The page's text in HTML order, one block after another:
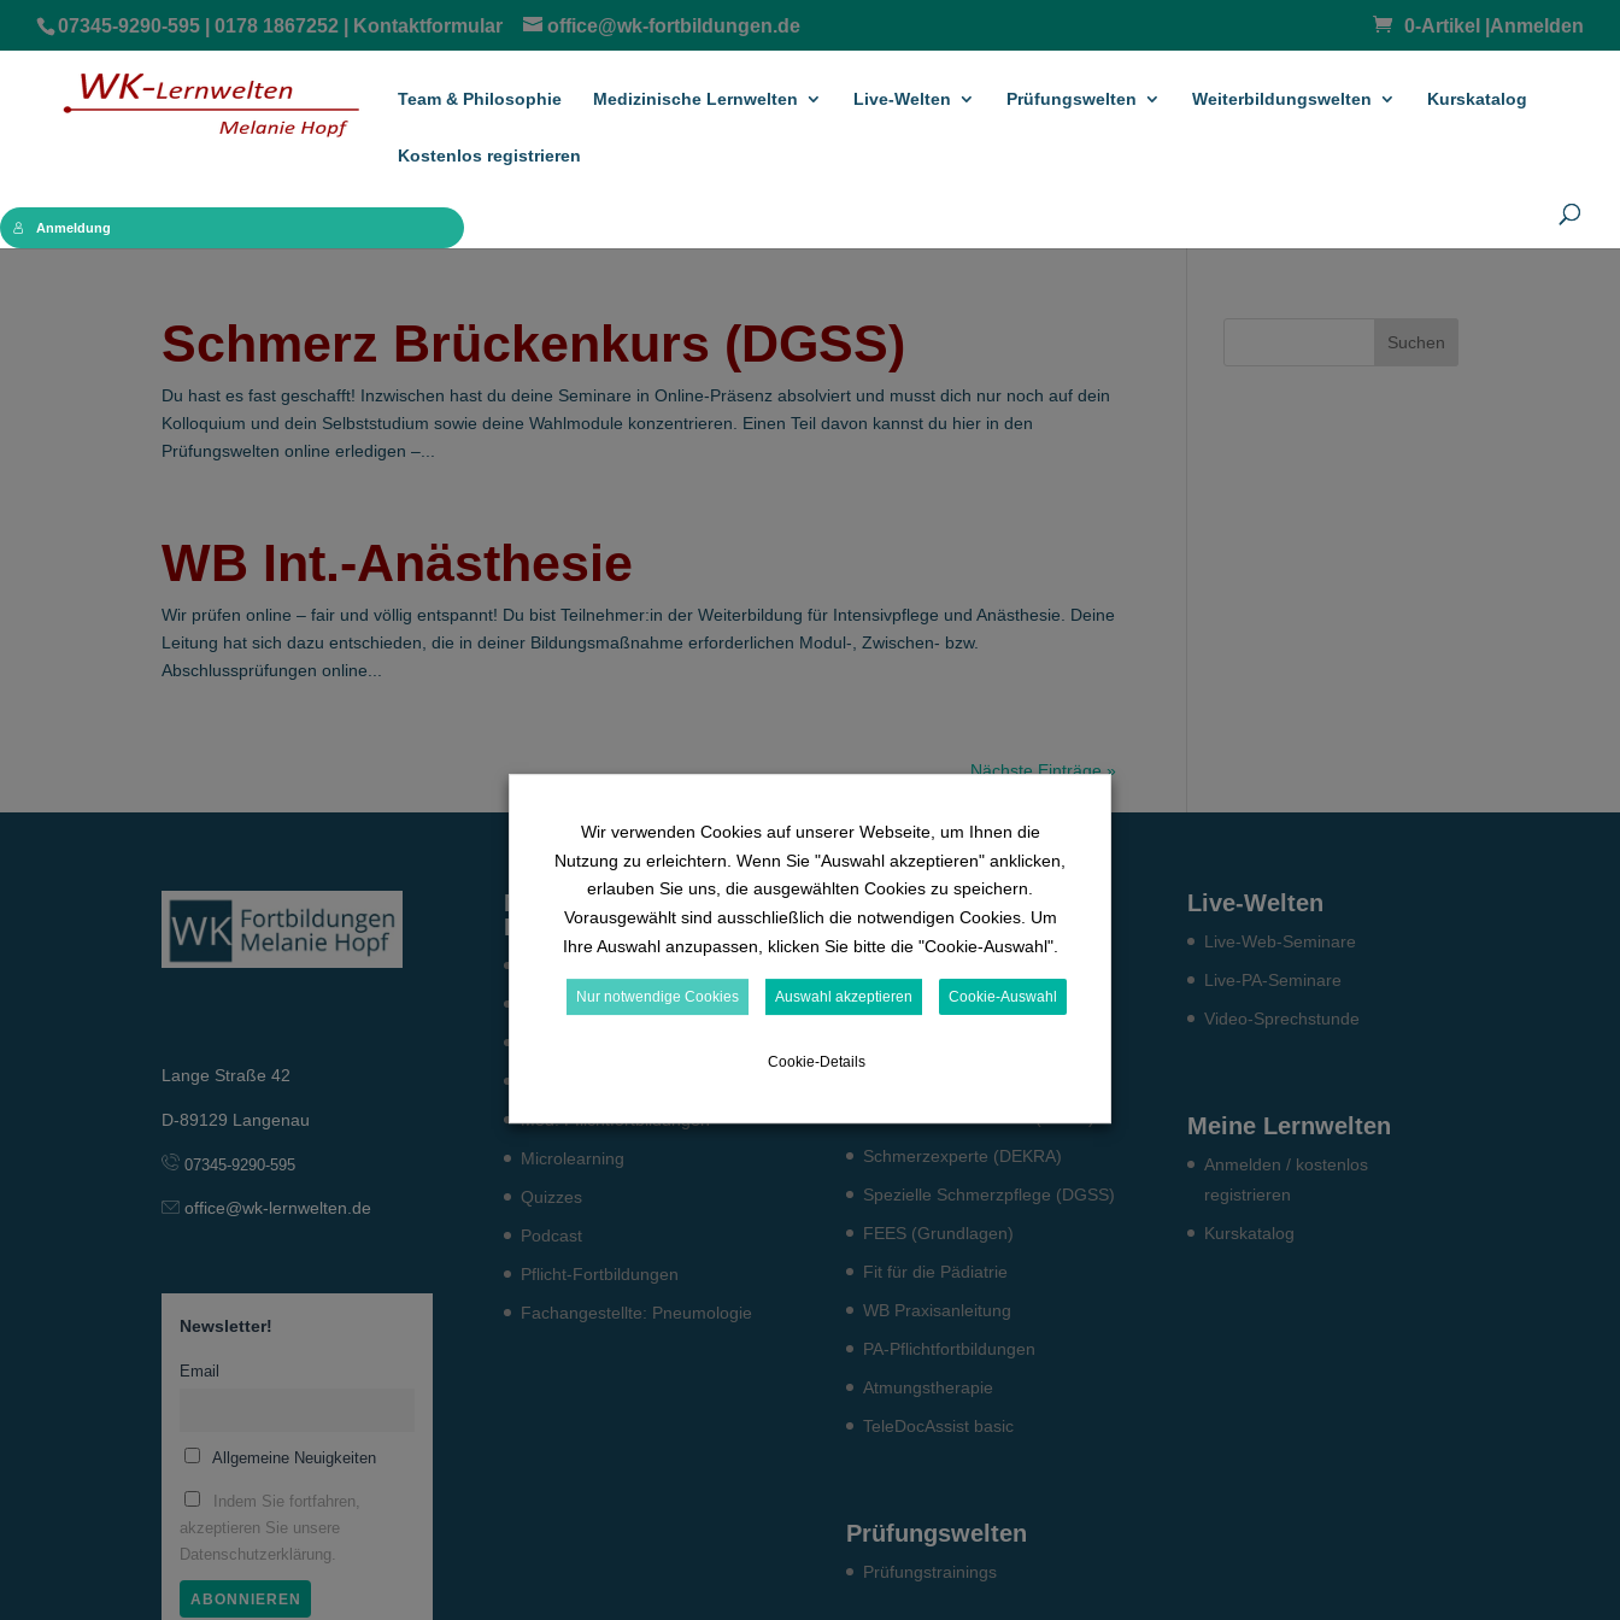
07345-9290-595 | 0178 1867252 | Kontaktformular office@wk-fortbildungen.de 0-Artikel Anmelden
Team & Philosophie Medizinische Lernwelten Live-Welten Prüfungs­welten Weiterbildungswelten Kurskatalog
Kostenlos registrieren
Anmeldung
Schmerz Brückenkurs (DGSS)
Du hast es fast geschafft! Inzwischen hast du deine Seminare in Online-Präsenz absolviert und musst dich nur noch auf dein
Kolloquium und dein Selbststudium sowie deine Wahlmodule konzentrieren. Einen Teil davon kannst du hier in den
Prüfungswelten online erledigen –...
WB Int.-Anästhesie
Wir prüfen online – fair und völlig entspannt! Du bist Teilnehmer:in der Weiterbildung für Intensivpflege und Anästhesie. Deine
Leitung hat sich dazu entschieden, die in deiner Bildungsmaßnahme erforderlichen Modul-, Zwischen- bzw.
Abschlussprüfungen online...
Nächste Einträge »
Suchen
Lange Straße 42
D-89129 Langenau
07345-9290-595
office@wk-lernwelten.de
Newsletter!
Email
Allgemeine Neuigkeiten
Indem Sie fortfahren,
akzeptieren Sie unsere
Datenschutzerklärung.
Medizinische
Lernwelten
Neurologie
Med. Pflichtfort­bildun­gen
Microlearning
Quizzes
Podcast
Pflicht-Fort­bildun­gen
Fach­angestellte: Pneumo­logie
Weiterbildungswelten
Basiskurs
Basiskurs
Schmerzexperte (DEKRA)
Spezielle Schmerzpflege (DGSS)
FEES (Grundlagen)
Fit für die Pädiatrie
WB Praxisanleitung
PA-Pflichtfortbildungen
Atmungstherapie
TeleDocAssist basic
Prüfungswelten
Prü­fungs­trai­nings
Live-Welten
Live-Web-Seminare
Live-PA-Seminare
Video-Sprechstunde
Meine Lernwelten
Anmelden / kostenlos
registrieren
Kurskatalog
Wir verwenden Cookies auf unserer Webseite, um Ihnen die
Nutzung zu erleichtern. Wenn Sie "Auswahl akzeptieren" anklicken,
erlauben Sie uns, die ausgewählten Cookies zu speichern.
Vorausgewählt sind ausschließlich die notwendigen Cookies. Um
Ihre Auswahl anzupassen, klicken Sie bitte die "Cookie-Auswahl".
Nur notwendige Cookies Auswahl akzeptieren Cookie-Auswahl
Cookie-Details